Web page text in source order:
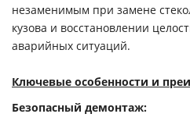
незаменимым при замене
кузова и восстановлении
аварийных ситуаций.
Ключевые особенности и
Безопасный демонтаж: